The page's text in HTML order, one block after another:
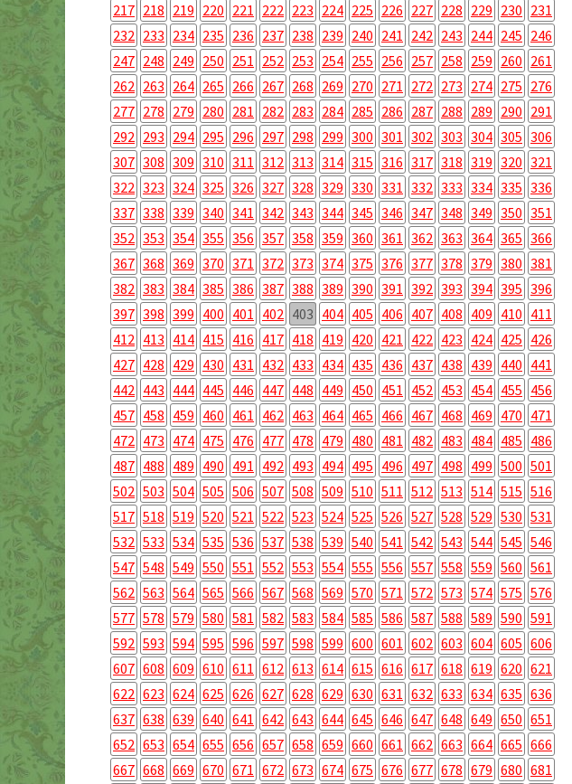
217 218 219 220 221 222 223 224 225 226 227 228 229 230 231
232 233 234 235 236 237 238 239 240 241 242 243 244 245 246
247 248 249 250 251 252 253 254 255 256 257 258 259 260 261
262 263 264 265 266 267 268 269 270 271 272 273 274 275 276
277 278 279 280 281 282 283 284 285 286 287 288 289 290 291
292 293 294 295 296 297 298 299 300 301 302 303 304 305 306
307 308 309 310 311 312 313 314 315 316 317 318 319 320 321
322 323 324 325 326 327 328 329 330 331 332 333 334 335 336
337 338 339 340 341 342 343 344 345 346 347 348 349 350 351
352 353 354 355 356 357 358 359 360 361 362 363 364 365 366
367 368 369 370 371 372 373 374 375 376 377 378 379 380 381
382 383 384 385 386 387 388 389 390 391 392 393 394 395 396
397 398 399 400 401 402 403 404 405 406 407 408 409 410 411
412 413 414 415 416 417 418 419 420 421 422 423 424 425 426
427 428 429 430 431 432 433 434 435 436 437 438 439 440 441
442 443 444 445 446 447 448 449 450 451 452 453 454 455 456
457 458 459 460 461 462 463 464 465 466 467 468 469 470 471
472 473 474 475 476 477 478 479 480 481 482 483 484 485 486
487 488 489 490 491 492 493 494 495 496 497 498 499 500 501
502 503 504 505 506 507 508 509 510 511 512 513 514 515 516
517 518 519 520 521 522 523 524 525 526 527 528 529 530 531
532 533 534 535 536 537 538 539 540 541 542 543 544 545 546
547 548 549 550 551 552 553 554 555 556 557 558 559 560 561
562 563 564 565 566 567 568 569 570 571 572 573 574 575 576
577 578 579 580 581 582 583 584 585 586 587 588 589 590 591
592 593 594 595 596 597 598 599 600 601 602 603 604 605 606
607 608 609 610 611 612 613 614 615 616 617 618 619 620 621
622 623 624 625 626 627 628 629 630 631 632 633 634 635 636
637 638 639 640 641 642 643 644 645 646 647 648 649 650 651
652 653 654 655 656 657 658 659 660 661 662 663 664 665 666
667 668 669 670 671 672 673 674 675 676 677 678 679 680 681